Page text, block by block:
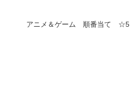
アニメ＆ゲーム 順番当て ☆5